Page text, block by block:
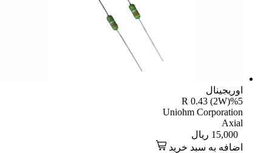
اوریجینال
R 0.43 (2W)%5
Uniohm Corporation
Axial
15,000 ریال
اضافه به سبد خرید